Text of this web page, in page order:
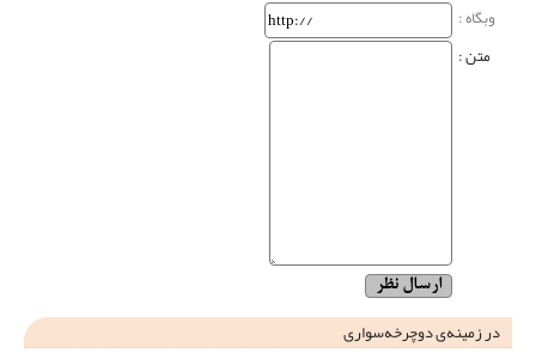
وبگاه‌ :
متن :
در زمینه‌ی دوچرخه‌سواری